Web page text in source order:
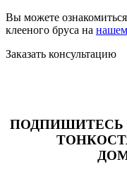
Вы можете
клееного бруса на
Заказать консультацию
ПОДПИШИТЕСЬ